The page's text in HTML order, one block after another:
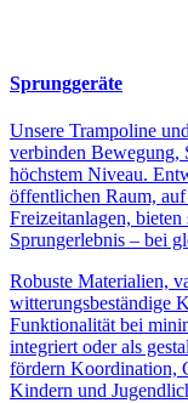
Sprunggeräte
Unsere Trampoline
verbinden Bewegung,
höchstem Niveau.
öffentlichen Raum,
Freizeitanlagen,
Sprungerlebnis – bei
Robuste Materialien,
witterungsbeständige
Funktionalität bei
integriert oder als
fördern Koordination,
Kindern und